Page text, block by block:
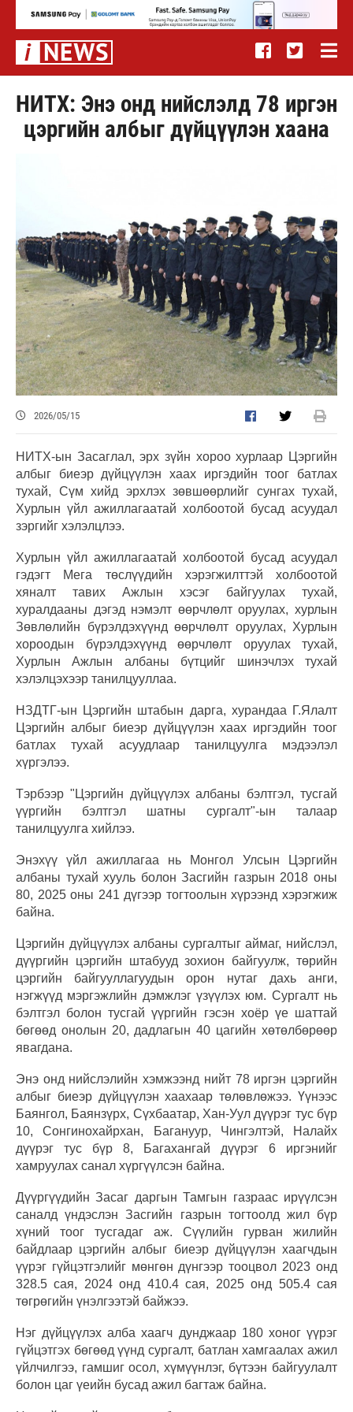
НИТХ: Энэ онд нийслэлд 78 иргэн
цэргийн албыг дүйцүүлэн хаана
2026/05/15
НИТХ-ын Засаглал, эрх зүйн хороо хурлаар Цэргийн
албыг биеэр дүйцүүлэн хаах иргэдийн тоог батлах
тухай, Сүм хийд эрхлэх зөвшөөрлийг сунгах тухай,
Хурлын үйл ажиллагаатай холбоотой бусад асуудал
зэргийг хэлэлцлээ.
Хурлын үйл ажиллагаатай холбоотой бусад асуудал
гэдэгт Мега төслүүдийн хэрэгжилттэй холбоотой
хяналт тавих Ажлын хэсэг байгуулах тухай,
хуралдааны дэгэд нэмэлт өөрчлөлт оруулах, хурлын
Зөвлөлийн бүрэлдэхүүнд өөрчлөлт оруулах, Хурлын
хороодын бүрэлдэхүүнд өөрчлөлт оруулах тухай,
Хурлын Ажлын албаны бүтцийг шинэчлэх тухай
хэлэлцэхээр танилцууллаа.
НЗДТГ-ын Цэргийн штабын дарга, хурандаа Г.Ялалт
Цэргийн албыг биеэр дүйцүүлэн хаах иргэдийн тоог
батлах тухай асуудлаар танилцуулга мэдээлэл
хүргэлээ.
Тэрбээр "Цэргийн дүйцүүлэх албаны бэлтгэл, тусгай
үүргийн бэлтгэл шатны сургалт"-ын талаар
танилцуулга хийлээ.
Энэхүү үйл ажиллагаа нь Монгол Улсын Цэргийн
албаны тухай хууль болон Засгийн газрын 2018 оны
80, 2025 оны 241 дүгээр тогтоолын хүрээнд хэрэгжиж
байна.
Цэргийн дүйцүүлэх албаны сургалтыг аймаг, нийслэл,
дүүргийн цэргийн штабууд зохион байгуулж, төрийн
цэргийн байгууллагуудын орон нутаг дахь анги,
нэгжүүд мэргэжлийн дэмжлэг үзүүлэх юм. Сургалт нь
бэлтгэл болон тусгай үүргийн гэсэн хоёр үе шаттай
бөгөөд онолын 20, дадлагын 40 цагийн хөтөлбөрөөр
явагдана.
Энэ онд нийслэлийн хэмжээнд нийт 78 иргэн цэргийн
албыг биеэр дүйцүүлэн хаахаар төлөвлөжээ. Үүнээс
Баянгол, Баянзүрх, Сүхбаатар, Хан-Уул дүүрэг тус бүр
10, Сонгинохайрхан, Багануур, Чингэлтэй, Налайх
дүүрэг тус бүр 8, Багахангай дүүрэг 6 иргэнийг
хамруулах санал хүргүүлсэн байна.
Дүүргүүдийн Засаг даргын Тамгын газраас ирүүлсэн
саналд үндэслэн Засгийн газрын тогтоолд жил бүр
хүний тоог тусгадаг аж. Сүүлийн гурван жилийн
байдлаар цэргийн албыг биеэр дүйцүүлэн хаагчдын
үүрэг гүйцэтгэлийг мөнгөн дүнгээр тооцвол 2023 онд
328.5 сая, 2024 онд 410.4 сая, 2025 онд 505.4 сая
төгрөгийн үнэлгээтэй байжээ.
Нэг дүйцүүлэх алба хаагч дунджаар 180 хоног үүрэг
гүйцэтгэх бөгөөд үүнд сургалт, батлан хамгаалах ажил
үйлчилгээ, гамшиг осол, хүмүүнлэг, бүтээн байгуулалт
болон цаг үеийн бусад ажил багтаж байна.